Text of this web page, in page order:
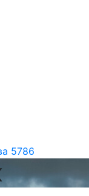
5786